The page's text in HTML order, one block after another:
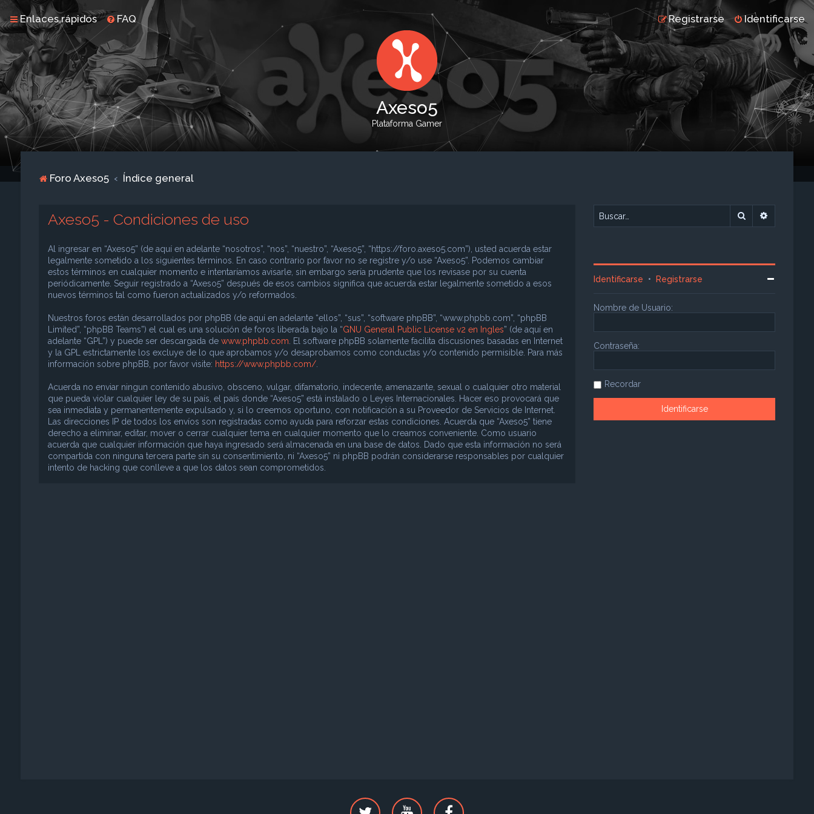
Enlaces rápidos FAQ Identificarse
Registrarse
Axeso5
Plataforma Gamer
Foro Axeso5 Índice general
Axeso5 - Condiciones de uso
Al ingresar en “Axeso5” (de aquí en adelante “nosotros”, “nos”, “nuestro”, “Axeso5”, “https://foro.axeso5.com”), usted acuerda estar
legalmente sometido a los siguientes términos. En caso contrario por favor no se registre y/o use “Axeso5”. Podemos cambiar
estos términos en cualquier momento e intentaríamos avisarle, sin embargo sería prudente que los revisase por su cuenta
periódicamente. Seguir registrado a “Axeso5” después de esos cambios significa que acuerda estar legalmente sometido a esos
nuevos términos tal como fueron actualizados y/o reformados.
Nuestros foros están desarrollados por phpBB (de aquí en adelante “ellos”, “sus”, “software phpBB”, “www.phpbb.com”, “phpBB
Limited”, “phpBB Teams”) el cual es una solución de foros liberada bajo la “GNU General Public License v2 en Ingles” (de aquí en
adelante “GPL”) y puede ser descargada de www.phpbb.com . El software phpBB solamente facilita discusiones basadas en Internet
y la GPL estrictamente los excluye de lo que aprobamos y/o desaprobamos como conductas y/o contenido permisible. Para más
información sobre phpBB, por favor visite: https://www.phpbb.com/.
Acuerda no enviar ningun contenido abusivo, obsceno, vulgar, difamatorio, indecente, amenazante, sexual o cualquier otro material
que pueda violar cualquier ley de su país, el país donde “Axeso5” está instalado o Leyes Internacionales. Hacer eso provocará que
sea inmediata y permanentemente expulsado y, si lo creemos oportuno, con notificación a su Proveedor de Servicios de Internet.
Las direcciones IP de todos los envíos son registradas como ayuda para reforzar estas condiciones. Acuerda que “Axeso5” tiene
derecho a eliminar, editar, mover o cerrar cualquier tema en cualquier momento que lo creamos conveniente. Como usuario
acuerda que cualquier información que haya ingresado será almacenada en una base de datos. Dado que esta información no será
compartida con ninguna tercera parte sin su consentimiento, ni “Axeso5” ni phpBB podrán considerarse responsables por cualquier
intento de hacking que conlleve a que los datos sean comprometidos.
Buscar
Identificarse • Registrarse
Nombre de Usuario:
Contraseña:
Recordar